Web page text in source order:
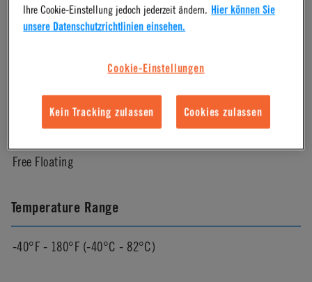
Color
Mounting Option
Free Floating
Temperature Range
-40°F - 180°F (-40°C - 82°C)
Ihre Cookie-Einstellung jedoch jederzeit ändern. Hier können Sie
unsere Datenschutzrichtlinien einsehen.
Cookie-Einstellungen
Kein Tracking zulassen Cookies zulassen